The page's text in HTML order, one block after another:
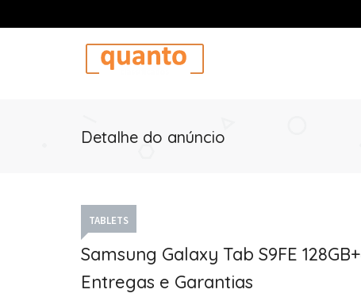
Detalhe do anúncio
TABLETS
Samsung Galaxy Tab S9FE
Entregas e Garantias